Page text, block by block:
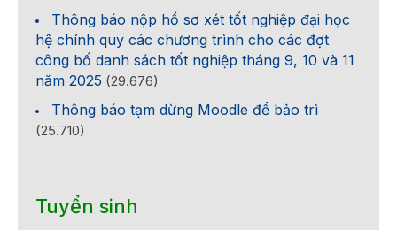
Thông báo nộp hồ sơ xét tốt nghiệp đại học
hệ chính quy các chương trình cho các đợt
công bố danh sách tốt nghiệp tháng 9, 10 và 11
năm 2025 (29.676)
Thông báo tạm dừng Moodle để bảo trì
(25.710)
Tuyển sinh